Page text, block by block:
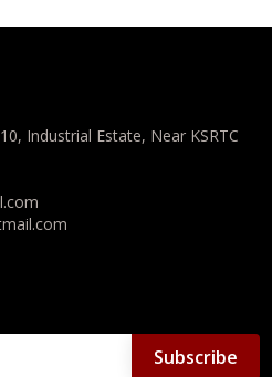
Industrial Estate, Near KSRTC